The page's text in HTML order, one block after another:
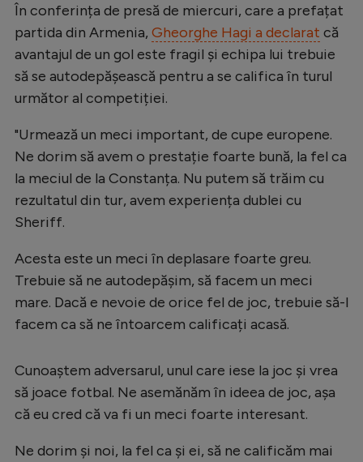
În conferința de presă de miercuri, care a prefațat
partida din Armenia, Gheorghe Hagi a declarat că
avantajul de un gol este fragil și echipa lui trebuie
să se autodepășească pentru a se califica în turul
următor al competiției.
"Urmează un meci important, de cupe europene.
Ne dorim să avem o prestație foarte bună, la fel ca
la meciul de la Constanța. Nu putem să trăim cu
rezultatul din tur, avem experiența dublei cu
Sheriff.
Acesta este un meci în deplasare foarte greu.
Trebuie să ne autodepășim, să facem un meci
mare. Dacă e nevoie de orice fel de joc, trebuie să-l
facem ca să ne întoarcem calificați acasă.
Cunoaștem adversarul, unul care iese la joc şi vrea
să joace fotbal. Ne asemănăm în ideea de joc, așa
că eu cred că va fi un meci foarte interesant.
Ne dorim și noi, la fel ca și ei, să ne calificăm mai